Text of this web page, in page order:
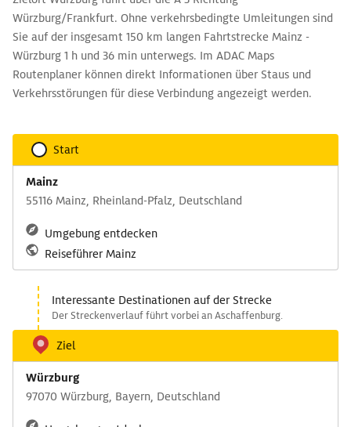
Würzburg/Frankfurt. Ohne verkehrsbedingte Umleitungen sind
Sie auf der insgesamt 150 km langen Fahrtstrecke Mainz -
Würzburg 1 h und 36 min unterwegs. Im ADAC Maps
Routenplaner können direkt Informationen über Staus und
Verkehrsstörungen für diese Verbindung angezeigt werden.
Start
Mainz
55116 Mainz, Rheinland-Pfalz, Deutschland
Umgebung entdecken
Reiseführer Mainz
Interessante Destinationen auf der Strecke
Der Streckenverlauf führt vorbei an Aschaffenburg.
Ziel
Würzburg
97070 Würzburg, Bayern, Deutschland